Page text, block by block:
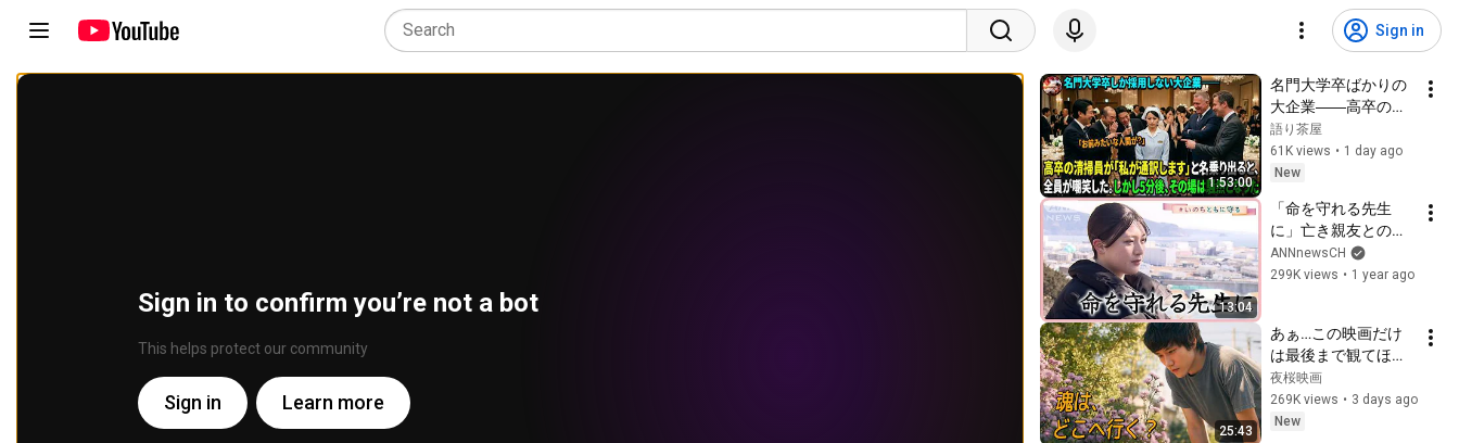
Sign in
Sign in to confirm you’re not a bot
This helps protect our community
Sign in Learn more
1:53:00
名門大学卒ばかりの
大企業――高卒の清
掃員が「私が通訳い
たします」と財閥会
長に告げた瞬間、全
し5分後、その場は静
まり返った。#動エ
ピソード#老後の物
語 #家族の物語
語り茶屋
61K views • 1 day ago
New
13:04
「命を守れる先生
に」亡き親友との約
束 宮城・石巻市【東
日本大震災から14
ANNnewsCH
299K views • 1 year ago
25:43
あぁ…この映画だけ
は最後まで観てほし
い。人生の見え方が
少し変わるかもしれ
ません【映画紹介】
夜桜映画
269K views • 3 days ago
New